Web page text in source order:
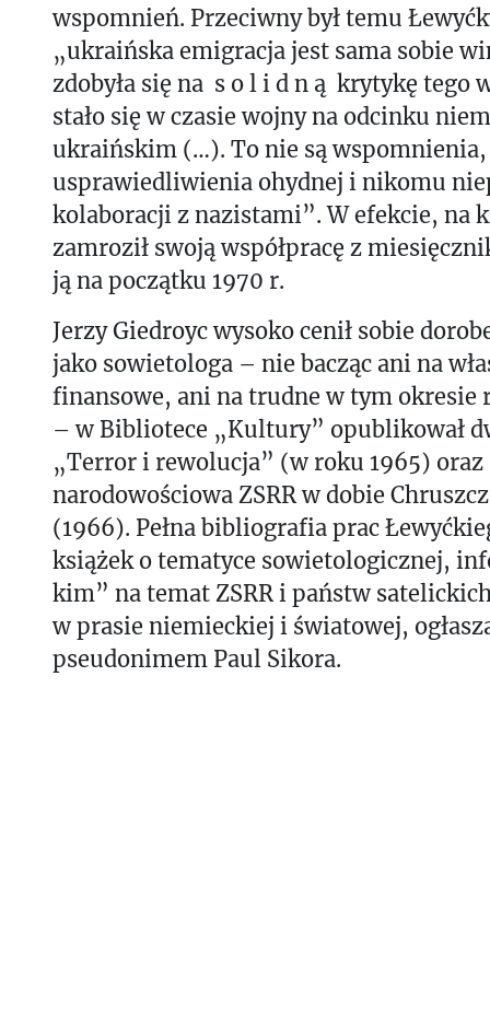
wspomnień. Przeciwny był temu
„ukraińska emigracja jest sama sobie
zdobyła się na s o l i d n ą krytykę tego
stało się w czasie wojny na odcinku
ukraińskim (…). To nie są
usprawiedliwienia ohydnej i nikomu
kolaboracji z nazistami”. W efekcie, na
zamroził swoją współpracę z
ją na początku 1970 r.
Jerzy Giedroyc wysoko cenił sobie
jako sowietologa – nie bacząc ani na
finansowe, ani na trudne w tym okresie
– w Bibliotece „Kultury” opublikował
„Terror i rewolucja” (w roku 1965)
narodowościowa ZSRR w dobie
(1966). Pełna bibliografia prac
książek o tematyce sowietologicznej,
kim” na temat ZSRR i państw
w prasie niemieckiej i światowej,
pseudonimem Paul Sikora.